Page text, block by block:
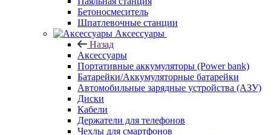
Бетоносмеситель
Шпатлевочные станции
Аксессуары
Назад
Аксессуары
Портативные аккумуляторы (Power bank)
Батарейки/Аккумуляторные батарейки
Автомобильные зарядные устройства (АЗУ)
Диски
Кабели
Держатели для телефонов
Чехлы для смартфонов